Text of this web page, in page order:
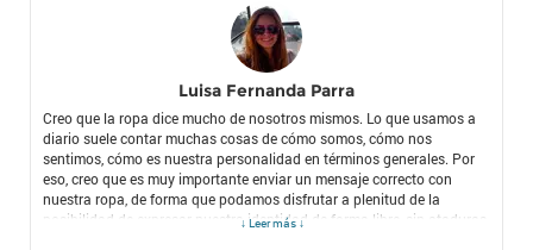
Luisa Fernanda Parra
Creo que la ropa dice mucho de nosotros mismos. Lo que usamos a
diario suele contar muchas cosas de cómo somos, cómo nos
sentimos, cómo es nuestra personalidad en términos generales. Por
eso, creo que es muy importante enviar un mensaje correcto con
nuestra ropa, de forma que podamos disfrutar a plenitud de la
posibilidad de expresar nuestra identidad de forma libre, sin ataduras.
↓ Leer más ↓